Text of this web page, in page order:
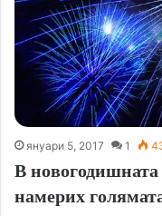
януари 5, 2017 1
В
намерих